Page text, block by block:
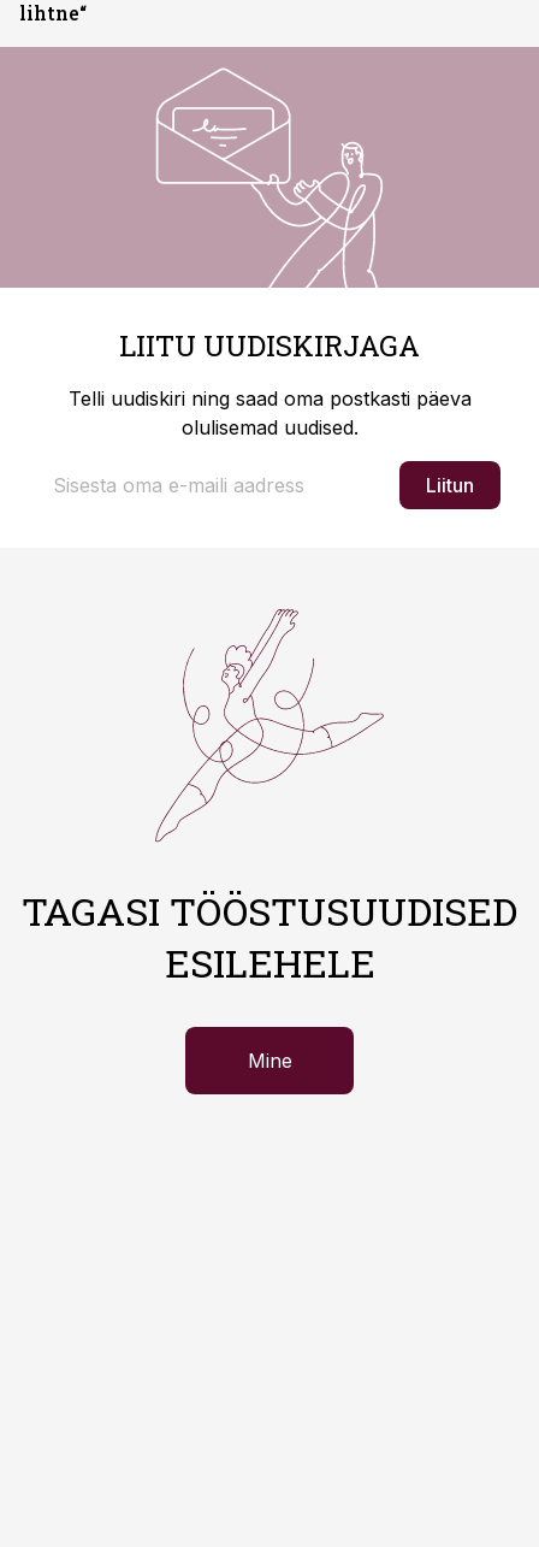
lihtne“
LIITU UUDISKIRJAGA
Telli uudiskiri ning saad oma postkasti päeva
olulisemad uudised.
Liitun
TAGASI TÖÖSTUSUUDISED
ESILEHELE
Mine